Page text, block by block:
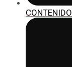
CONTENIDO